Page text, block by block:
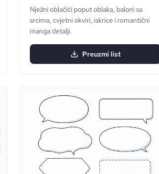
Nježni oblačići poput oblaka, baloni sa
srcima, cvjetni okviri, iskrice i romantični
manga detalji.
Preuzmi list